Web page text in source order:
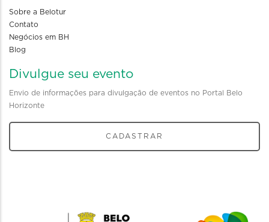
Sobre a Belotur
Contato
Negócios em BH
Blog
Divulgue seu evento
Envio de informações para divulgação de eventos no Portal Belo
Horizonte
CADASTRAR